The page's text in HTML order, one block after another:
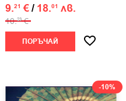
9.21 €/ 18.01 лв.
10.23 €
ПОРЪЧАЙ
-10%